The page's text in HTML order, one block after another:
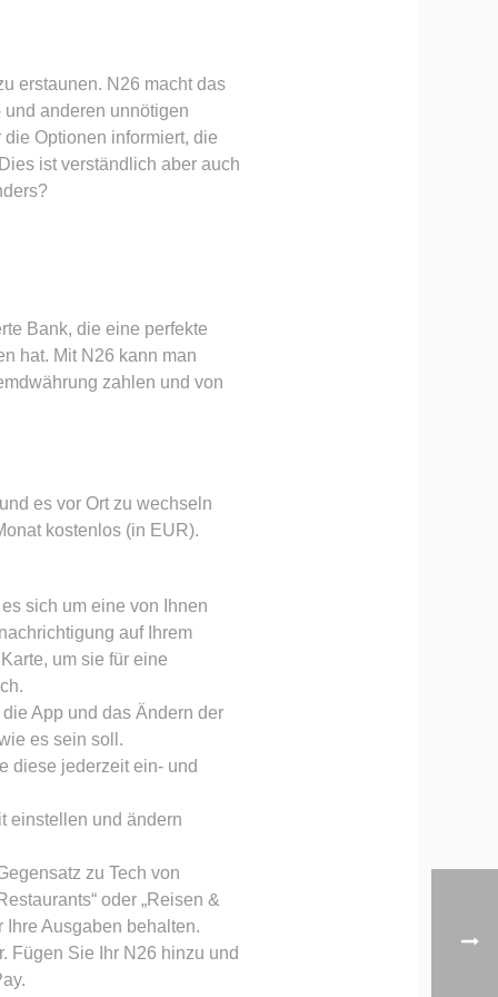
erstaunen. N26 macht das
anderen unnötigen
Optionen informiert, die
ist verständlich aber auch
Bank, die eine perfekte
hat. Mit N26 kann man
zahlen und von
es vor Ort zu wechseln
kostenlos (in EUR).
sich um eine von Ihnen
auf Ihrem
um sie für eine
App und das Ändern der
es sein soll.
diese jederzeit ein- und
einstellen und ändern
zu Tech von
oder „Reisen &
Ausgaben behalten.
Fügen Sie Ihr N26 hinzu und